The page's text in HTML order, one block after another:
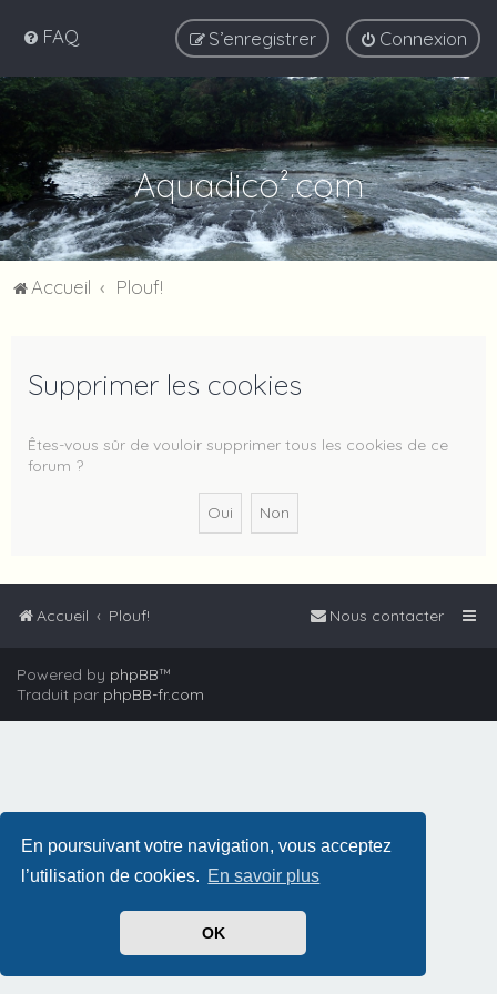
En poursuivant votre navigation, vous acceptez
l’utilisation de cookies. En savoir plus
OK
FAQ Connexion
S’enregistrer
Aquadico².com
Accueil Plouf!
Supprimer les cookies
Êtes-vous sûr de vouloir supprimer tous les cookies de ce
forum ?
Accueil Plouf! Nous contacter
Powered by phpBB™
Traduit par phpBB-fr.com